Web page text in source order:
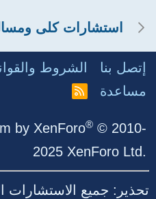
استشارات كلى
إتصل بنا الشروط
مساعدة
R
by XenForo® © 2010-
2025 XenForo Ltd.
تحذير: جميع الاستشارات